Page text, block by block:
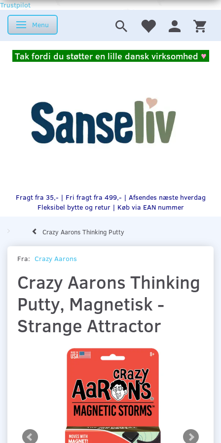
Trustpilot
Skifte navigation
Menu
Tak fordi du støtter en lille dansk virksomhed ♥
Fragt fra 35,- | Fri fragt fra 499,- | Afsendes næste hverdag
Fleksibel bytte og retur | Køb via EAN nummer
Crazy Aarons Thinking Putty
Fra: Crazy Aarons
Crazy Aarons Thinking
Putty, Magnetisk -
Strange Attractor